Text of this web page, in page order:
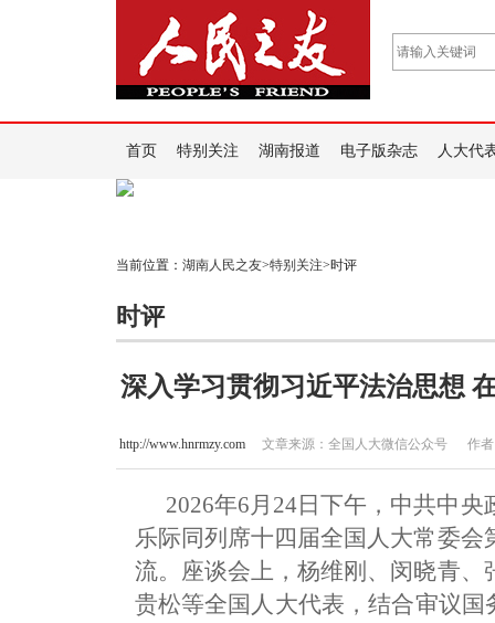
首页 特别关注 湖南报道 电子版杂志 人大代
当前位置： 湖南人民之友>特别关注>时评
时评
深入学习贯彻习近平法治思想
http://www.hnrmzy.com文章来源：全国人大微信公众号 作者
2026年6月24日下午，中共中
乐际同列席十四届全国人大常委
流。座谈会上，杨维刚、闵晓青
贵松等全国人大代表，结合审议